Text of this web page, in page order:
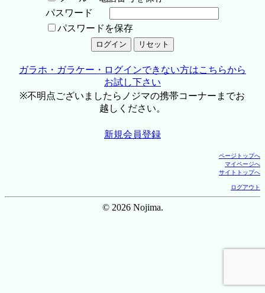
パスワード
パスワードを保存
ガラホ・ガラケー・ログインできない方はこちらから
お試し下さい
※不明点ございましたらノジマの携帯コーナーまでお
越しください。
新規会員登録
ページトップへ
マイページへ
サイトトップへ
ログアウト
© 2026 Nojima.